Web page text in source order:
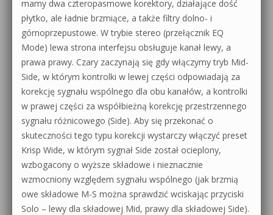
mamy dwa czteropasmowe korektory, działające dość
płytko, ale ładnie brzmiące, a także filtry dolno- i
górnoprzepustowe. W trybie stereo (przełącznik EQ
Mode) lewa strona interfejsu obsługuje kanał lewy, a
prawa prawy. Czary zaczynają się gdy włączymy tryb Mid-
Side, w którym kontrolki w lewej części odpowiadają za
korekcję sygnału wspólnego dla obu kanałów, a kontrolki
w prawej części za współbieżną korekcję przestrzennego
sygnału różnicowego (Side). Aby się przekonać o
skuteczności tego typu korekcji wystarczy włączyć preset
Krisp Wide, w którym sygnał Side został ocieplony,
wzbogacony o wyższe składowe i nieznacznie
wzmocniony względem sygnału wspólnego (jak brzmią
owe składowe M-S można sprawdzić wciskając przyciski
Solo – lewy dla składowej Mid, prawy dla składowej Side).